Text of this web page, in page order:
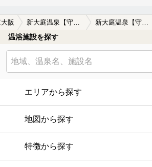
阪
温浴施設を探す
エリアから探す
地図から探す
特徴から探す